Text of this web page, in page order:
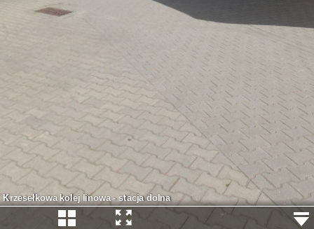
Krzesełkowa kolej linowa - stacja dolna